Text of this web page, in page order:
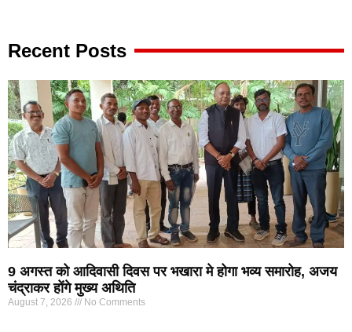
Recent Posts
9 अगस्त को आदिवासी दिवस पर भखारा मे होगा भव्य समारोह, अजय
चंद्राकर होंगे मुख्य अथिति
August 7, 2026 No Comments